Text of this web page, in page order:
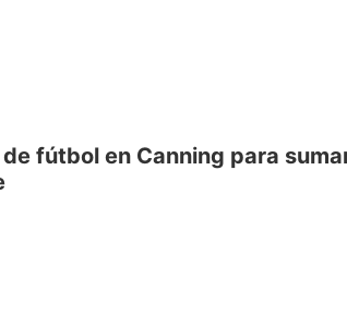
fútbol en Canning para